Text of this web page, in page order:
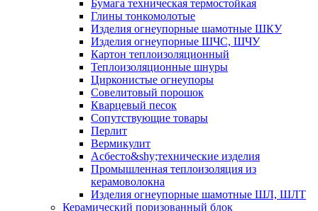
Бумага техническая термостойкая
Глины тонкомолотые
Изделия огнеупорные шамотные ШКУ
Изделия огнеупорные ШЧС, ШЧУ
Картон теплоизоляционный
Теплоизоляционные шнуры
Цирконистые огнеупоры
Совелитовый порошок
Кварцевый песок
Сопутствующие товары
Перлит
Вермикулит
Асбесто&shy;технические изделия
Промышленная теплоизоляция из
керамоволокна
Изделия огнеупорные шамотные ШЛ, ШЛТ
Керамический поризованный блок